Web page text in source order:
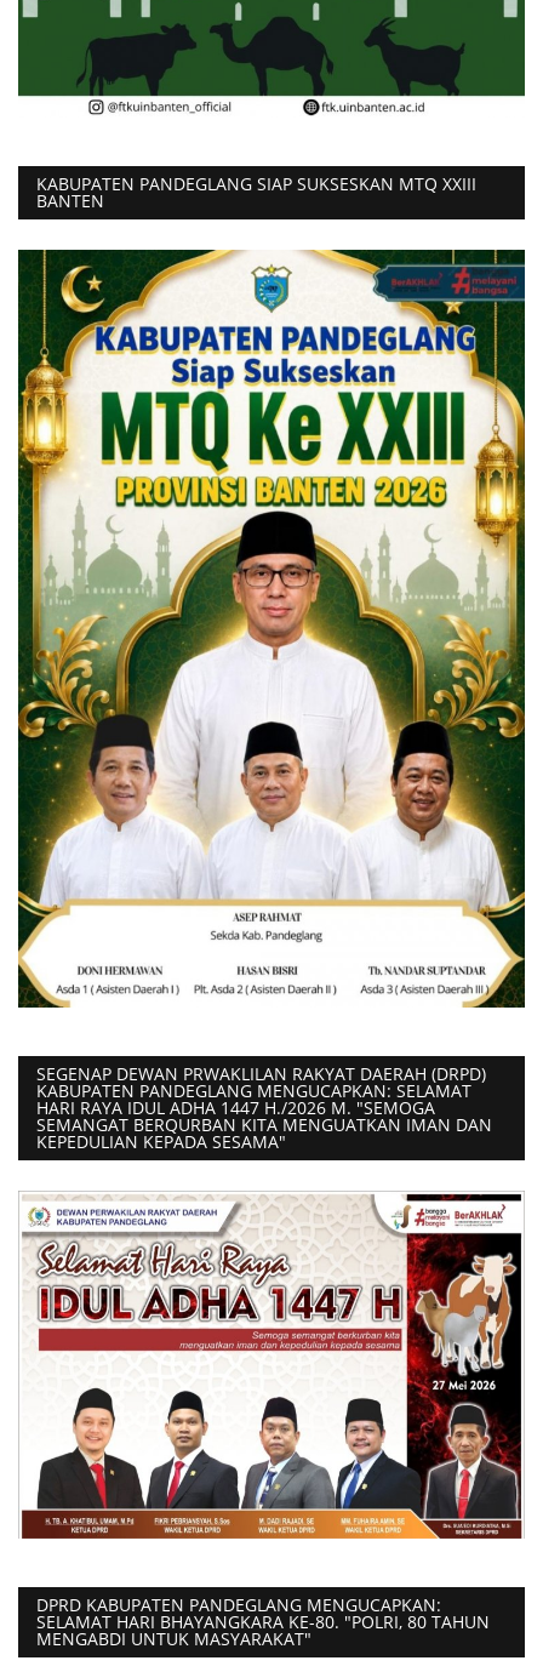
KABUPATEN PANDEGLANG SIAP SUKSESKAN MTQ XXIII
BANTEN
SEGENAP DEWAN PRWAKLILAN RAKYAT DAERAH (DRPD)
KABUPATEN PANDEGLANG MENGUCAPKAN: SELAMAT
HARI RAYA IDUL ADHA 1447 H./2026 M. "SEMOGA
SEMANGAT BERQURBAN KITA MENGUATKAN IMAN DAN
KEPEDULIAN KEPADA SESAMA"
DPRD KABUPATEN PANDEGLANG MENGUCAPKAN:
SELAMAT HARI BHAYANGKARA KE-80. "POLRI, 80 TAHUN
MENGABDI UNTUK MASYARAKAT"